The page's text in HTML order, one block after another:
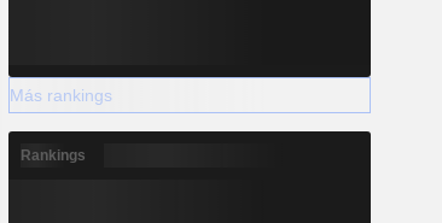
Más rankings
Rankings